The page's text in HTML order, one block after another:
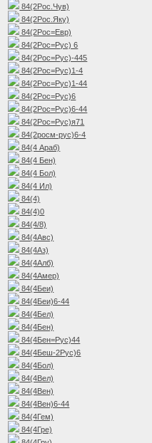
84(2Рос.Чув)
84(2Рос.Яку)
84(2Рос=Евр)
84(2Рос=Рус) 6
84(2Рос=Рус)-445
84(2Рос=Рус)1-4
84(2Рос=Рус)1-44
84(2Рос=Рус)6
84(2Рос=Рус)6-44
84(2Рос=Рус)я71
84(2росм-рус)6-4
84(4 Араб)
84(4 Бен)
84(4 Бол)
84(4 Ил)
84(4)
84(4)0
84(4/8)
84(4Авс)
84(4Аз)
84(4Алб)
84(4Амер)
84(4Беи)
84(4Беи)6-44
84(4Бел)
84(4Бен)
84(4Бен=Рус)44
84(4Беш-2Рус)6
84(4Бол)
84(4Вел)
84(4Вен)
84(4Вен)6-44
84(4Гем)
84(4Гре)